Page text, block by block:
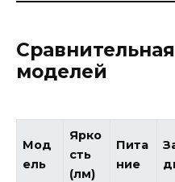
моделей
Мод
ель
Ярко
сть
(лм)
Пита
ние